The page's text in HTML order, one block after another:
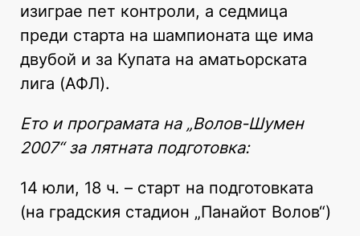
изиграе пет контроли, а седмица
преди старта на шампионата ще има
двубой и за Купата на аматьорската
лига (АФЛ).
Ето и програмата на „Волов-Шумен
2007“ за лятната подготовка:
14 юли, 18 ч. – старт на подготовката
(на градския стадион „Панайот Волов“)